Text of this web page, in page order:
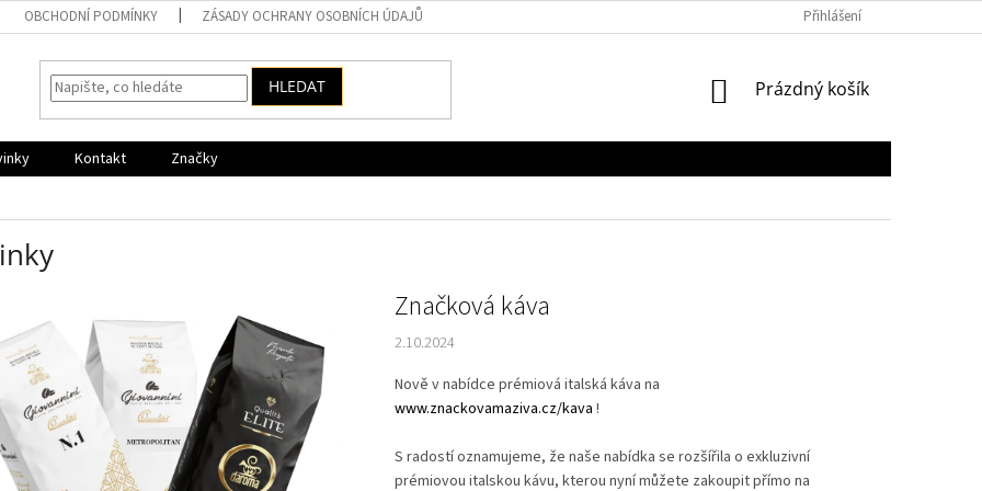
OBCHODNÍ PODMÍNKY ZÁSADY OCHRANY OSOBNÍCH ÚDAJŮ Přihlášení
HLEDAT
NÁKUPNÍ
Prázdný košík
Kontakt Značky
Značková káva
2.10.2024
Nově v nabídce prémiová italská káva na
www.znackovamaziva.cz/kava !
S radostí oznamujeme, že naše nabídka se rozšířila o exkluzivní
prémiovou italskou kávu, kterou nyní můžete zakoupit přímo na